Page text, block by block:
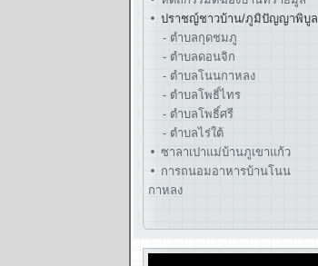
ปราชญ์ชาวบ้าน/ภูมิปัญญาพิบูล
- ตำบลกุดชมภู
- ตำบลดอนจิก
- ตำบลโนนกาหลง
- ตำบลโพธิ์ไทร
- ตำบลโพธิ์ศรี
- ตำบลไร่ใต้
ซาลาเปาแม่บ้านภูเขาแก้ว
การถนอมอาหารบ้านโนน
กาหลง